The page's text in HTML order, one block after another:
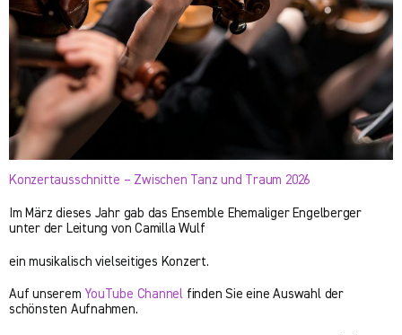
Konzertausschnitte – Zwischen Tanz und Traum 2026
Im März dieses Jahr gab das Ensemble Ehemaliger Engelberger
unter der Leitung von Camilla Wulf
ein musikalisch vielseitiges Konzert.
Auf unserem YouTube Channel finden Sie eine Auswahl der
schönsten Aufnahmen.